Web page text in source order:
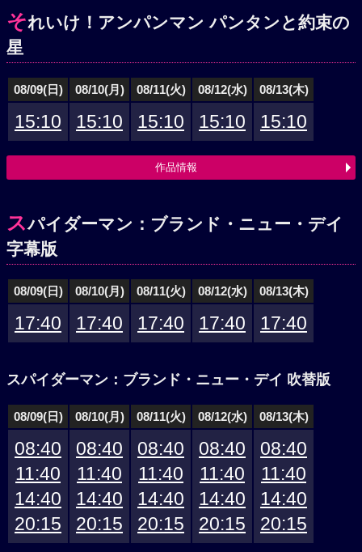
それいけ！アンパンマン パンタンと約束の
星
08/09(日) 08/10(月) 08/11(火) 08/12(水) 08/13(木)
15:10 15:10 15:10 15:10 15:10
作品情報
スパイダーマン：ブランド・ニュー・デイ
字幕版
08/09(日) 08/10(月) 08/11(火) 08/12(水) 08/13(木)
17:40 17:40 17:40 17:40 17:40
スパイダーマン：ブランド・ニュー・デイ 吹替版
08/09(日) 08/10(月) 08/11(火) 08/12(水) 08/13(木)
08:40
11:40
14:40
20:15
08:40
11:40
14:40
20:15
08:40
11:40
14:40
20:15
08:40
11:40
14:40
20:15
08:40
11:40
14:40
20:15